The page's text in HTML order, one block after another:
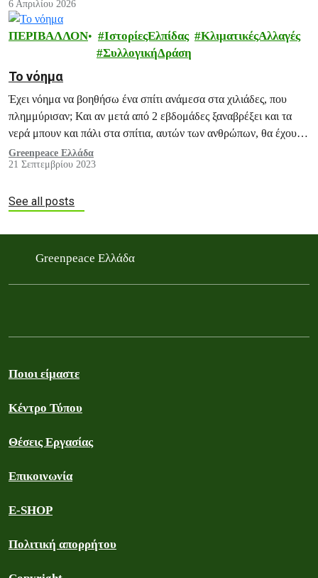
βοήθειας που έχει επιβάλει το Ισραήλ στη Γάζα.
6 Απριλίου 2026
ΠΕΡΙΒΑΛΛΟΝ ΙστορίεςΕλπίδας
ΚλιματικέςΑλλαγές
ΣυλλογικήΔράση
Το νόημα
Έχει νόημα να βοηθήσω ένα σπίτι ανάμεσα στα χιλιάδες, που
πλημμύρισαν; Και αν μετά από 2 εβδομάδες ξαναβρέξει και τα
νερά μπουν και πάλι στα σπίτια, αυτών των ανθρώπων, θα έχουν-
έχουμε την δύναμη να τα ξανακαθαρίσουμε;
Greenpeace Ελλάδα
21 Σεπτεμβρίου 2023
See all posts
Greenpeace Ελλάδα
Ποιοι είμαστε
Κέντρο Τύπου
Θέσεις Εργασίας
Επικοινωνία
E-SHOP
Πολιτική απορρήτου